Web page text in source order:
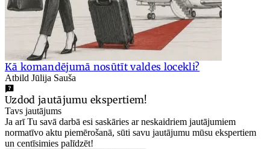
Kā komandējumā nosūtīt valdes locekli?
Atbild Jūlija Sauša
Uzdod jautājumu ekspertiem!
Tavs jautājums
Ja arī Tu savā darbā esi saskāries ar neskaidriem jautājumiem
normatīvo aktu piemērošanā, sūti savu jautājumu mūsu ekspertiem
un centīsimies palīdzēt!